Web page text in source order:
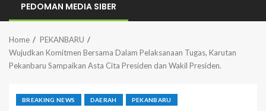
PEDOMAN MEDIA SIBER
Home
PEKANBARU
Wujudkan Komitmen Bersama Dalam Pelaksanaan Tugas, Karutan
Pekanbaru Sampaikan Asta Cita Presiden dan Wakil Presiden.
BREAKING NEWS DAERAH PEKANBARU